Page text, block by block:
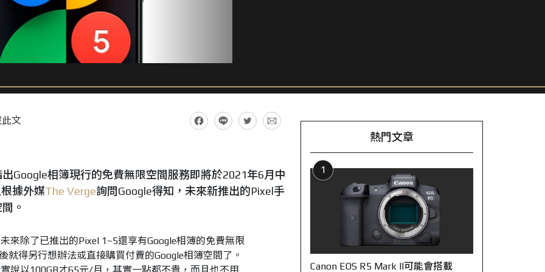
文
Google相簿現行的免費無限空間服務即將於2021年6月中
據外媒The Verge詢問Google得知，未來新推出的Pixel手
。
來除了已推出的Pixel 1~5還享有Google相簿的免費無限
就得另行想辦法或直接購買付費的Google相簿空間了。
熱門文章
1
Canon EOS R5 Mark II可能會搭載